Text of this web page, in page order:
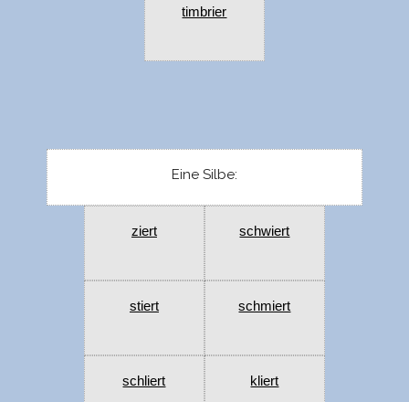
timbrier
Eine Silbe:
ziert schwiert
stiert schmiert
schliert kliert